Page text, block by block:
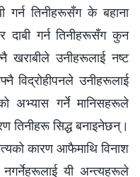
गर्न तिनीहरूसँग के बहाना
दाबी गर्न तिनीहरूसँग कुन
उनीहरूलाई नष्ट
विद्रोहीपनले उनीहरूलाई
अभ्यास गर्ने मानिसहरूले
तिनीहरू सिद्ध बनाइनेछन्।
कारण आफैमाथि विनाश
यी अन्त्यहरूले